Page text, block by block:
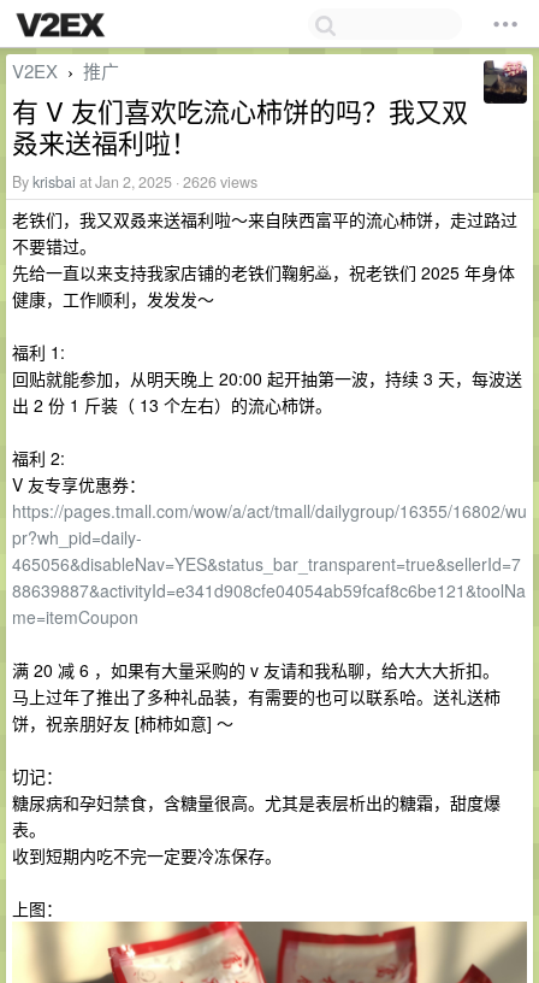
V2EX › 推广
有 V 友们喜欢吃流心柿饼的吗？我又双
叒来送福利啦！
Bykrisbai at Jan 2, 2025 · 2626 views
老铁们，我又双叒来送福利啦～来自陕西富平的流心柿饼，走过路过
不要错过。
先给一直以来支持我家店铺的老铁们鞠躬🙇，祝老铁们 2025 年身体
健康，工作顺利，发发发～
福利 1:
回贴就能参加，从明天晚上 20:00 起开抽第一波，持续 3 天，每波送
出 2 份 1 斤装（ 13 个左右）的流心柿饼。
福利 2:
V 友专享优惠券：
https://pages.tmall.com/wow/a/act/tmall/dailygroup/16355/16802/wu
pr?wh_pid=daily-
465056&disableNav=YES&status_bar_transparent=true&sellerId=7
88639887&activityId=e341d908cfe04054ab59fcaf8c6be121&toolNa
me=itemCoupon
满 20 减 6 ，如果有大量采购的 v 友请和我私聊，给大大大折扣。
马上过年了推出了多种礼品装，有需要的也可以联系哈。送礼送柿
饼，祝亲朋好友 [柿柿如意] ～
切记：
糖尿病和孕妇禁食，含糖量很高。尤其是表层析出的糖霜，甜度爆
表。
收到短期内吃不完一定要冷冻保存。
上图：